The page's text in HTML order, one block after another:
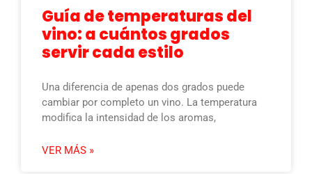
Guía de temperaturas del
vino: a cuántos grados
servir cada estilo
Una diferencia de apenas dos grados puede
cambiar por completo un vino. La temperatura
modifica la intensidad de los aromas,
VER MÁS »